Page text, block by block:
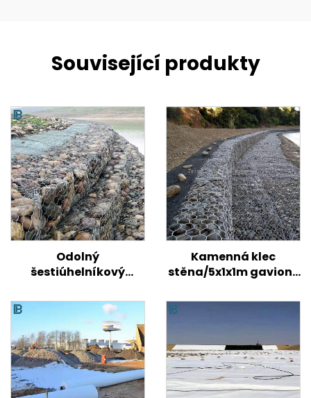
Související produkty
Odolný
šestiúhelníkový
drátěného pletiva
Tkaný točený
gabionový box pro
kontrolu eroze
opěrných zdí
Kamenná klec
stěna/5x1x1m gaviony
gabionový box rozměr